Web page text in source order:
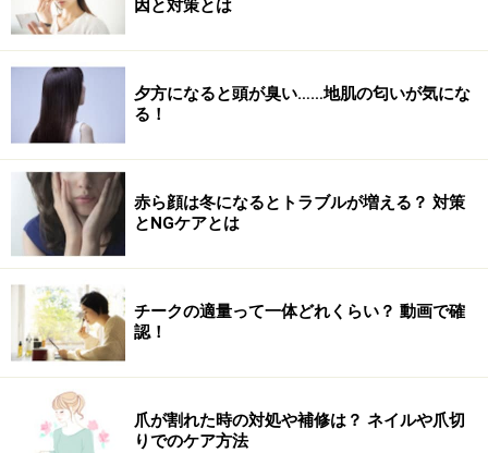
因と対策とは
夕方になると頭が臭い……地肌の匂いが気にな
る！
赤ら顔は冬になるとトラブルが増える？ 対策
とNGケアとは
チークの適量って一体どれくらい？ 動画で確
認！
爪が割れた時の対処や補修は？ ネイルや爪切
りでのケア方法